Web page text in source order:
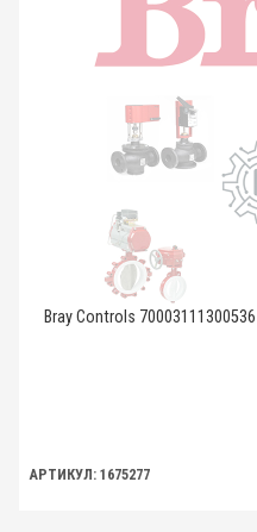
Bray Controls 70003111300536
АРТИКУЛ: 1675277